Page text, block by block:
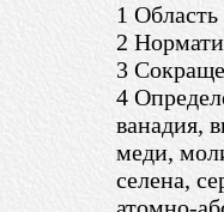
1
2
3
4
ванадия,
меди,
селена,